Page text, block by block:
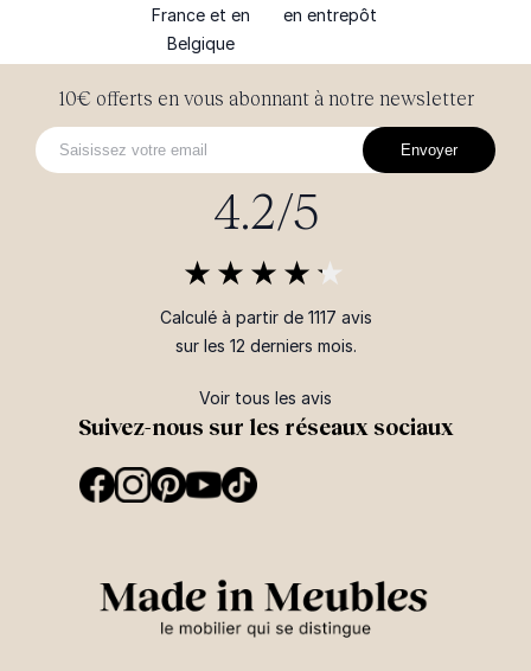
France et en
Belgique
en entrepôt
Suivez-nous sur les réseaux sociaux
10€ offerts en vous abonnant à notre newsletter
Envoyer
4.2/5
Calculé à partir de 1117 avis
sur les 12 derniers mois.
Voir tous les avis